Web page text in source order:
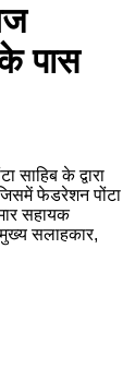
पास
साहिब के द्वारा
फेडरेशन पोंटा
सहायक
मुख्य सलाहकार,